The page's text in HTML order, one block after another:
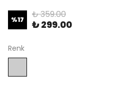
%17 ₺ 359.00
₺ 299.00
Renk